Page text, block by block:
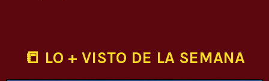
📒 LO + VISTO DE LA SEMANA